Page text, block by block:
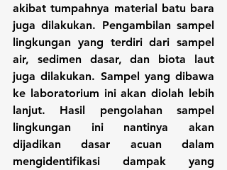
akibat tumpahnya material batu bara
juga dilakukan. Pengambilan sampel
lingkungan yang terdiri dari sampel
air, sedimen dasar, dan biota laut
juga dilakukan. Sampel yang dibawa
ke laboratorium ini akan diolah lebih
lanjut. Hasil pengolahan sampel
lingkungan ini nantinya akan
dijadikan dasar acuan dalam
mengidentifikasi dampak yang